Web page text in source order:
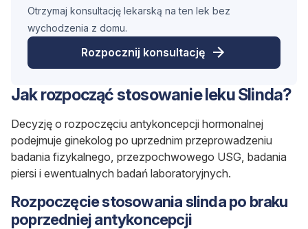
Otrzymaj konsultację lekarską na ten lek bez
wychodzenia z domu.
Rozpocznij konsultację
Jak rozpocząć stosowanie leku Slinda?
Decyzję o rozpoczęciu antykoncepcji hormonalnej
podejmuje ginekolog po uprzednim przeprowadzeniu
badania fizykalnego, przezpochwowego USG, badania
piersi i ewentualnych badań laboratoryjnych.
Rozpoczęcie stosowania slinda po braku
poprzedniej antykoncepcji